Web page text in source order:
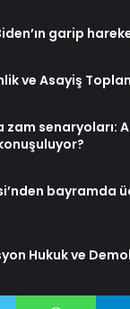
garip
ve Asayiş
senaryoları:
bayramda
Hukuk ve